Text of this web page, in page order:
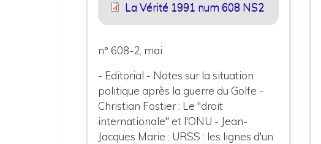
La Vérité 1991 num 608 NS2
n° 608-2, mai
- Editorial - Notes sur la situation
politique après la guerre du Golfe -
Christian Fostier : Le "droit
internationale" et l'ONU - Jean-
Jacques Marie : URSS : les lignes d'un